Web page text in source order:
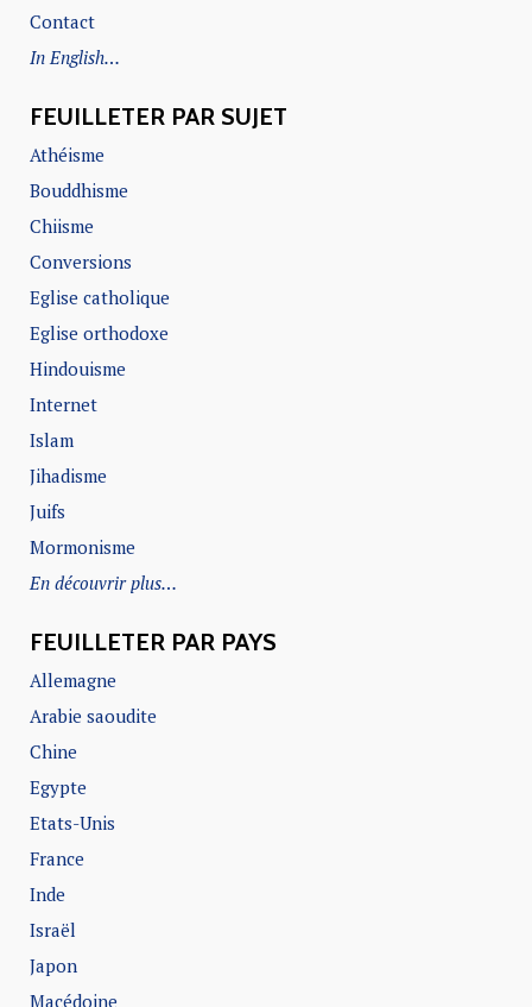
Contact
In English…
FEUILLETER PAR SUJET
Athéisme
Bouddhisme
Chiisme
Conversions
Eglise catholique
Eglise orthodoxe
Hindouisme
Internet
Islam
Jihadisme
Juifs
Mormonisme
En découvrir plus…
FEUILLETER PAR PAYS
Allemagne
Arabie saoudite
Chine
Egypte
Etats-Unis
France
Inde
Israël
Japon
Macédoine